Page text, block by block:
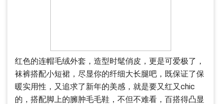
红色的连帽毛绒外套，造型时髦俏皮，更是可爱极了，
袜裤搭配小短裙，尽显你的纤细大长腿吧，既保证了保
暖实用性，又追求了新年的美感，就是要又红又chic
的，搭配脚上的臃肿毛毛鞋，不但不难看，百搭得凸显